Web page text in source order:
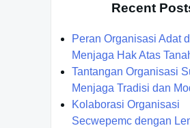
Recent
Peran Organisasi Adat
Menjaga Hak Atas
Tantangan Organisasi
Menjaga Tradisi dan
Kolaborasi Organisasi
Secwepemc dengan